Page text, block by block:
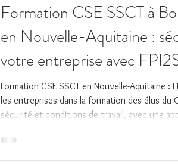
Formation CSE SSCT à
en Nouvelle-Aquitaine :
votre entreprise avec
Formation CSE SSCT en Nouvelle-Aquitaine :
les entreprises dans la formation des élus du
sécurité et conditions de travail, avec une
et conforme à la réglementation.